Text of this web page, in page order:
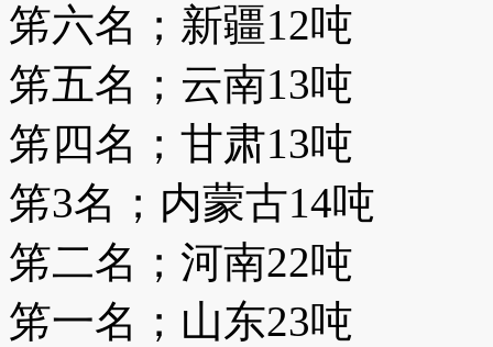
笫六名；新疆12吨
笫五名；云南13吨
笫四名；甘肃13吨
笫3名；内蒙古14吨
笫二名；河南22吨
笫一名；山东23吨